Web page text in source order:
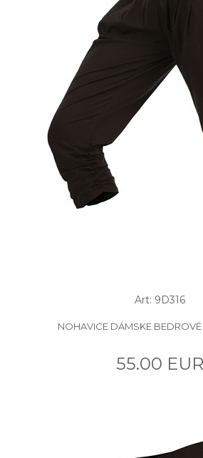
Art: 9D316
NOHAVICE DÁMSKE BEDROVÉ
55.00 EUR